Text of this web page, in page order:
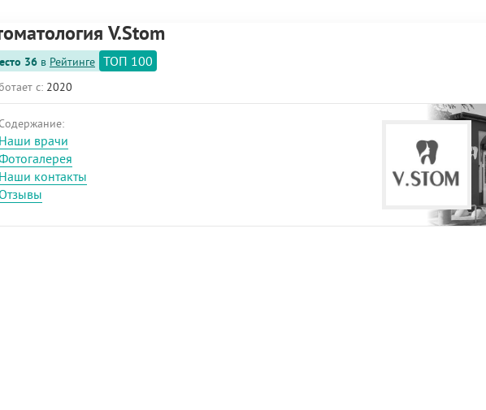
V.Stom
36 в Рейтинге ТОП 100
с: 2020
Наши врачи
Наши контакты
Отзывы